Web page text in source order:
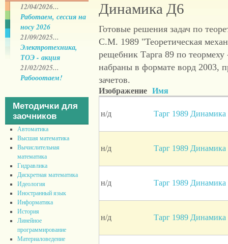
12/04/2026...
Работаем, сессия на
носу 2026
21/09/2025...
Электротехника,
ТОЭ - акция
21/02/2025...
Рабооотаем!
Методички для
заочников
Автоматика
Высшая математика
Вычислительная
математика
Гидравлика
Дискретная математика
Идеология
Иностранный язык
Информатика
История
Линейное
программирование
Материаловедение
Динамика Д6
Готовые решения задач по
С.М. 1989 "Теоретическая
рещебник Тарга 89 по
набраны в формате ворд 2003,
зачетов.
Изображение Имя
н/д Тарг 1989 Динамика
н/д Тарг 1989 Динамика
н/д Тарг 1989 Динамика
н/д Тарг 1989 Динамика